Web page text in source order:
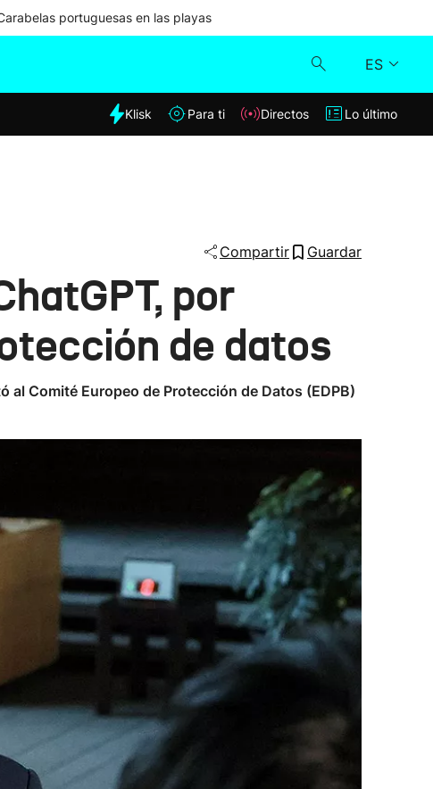
portuguesas en las playas
ES
Klisk
Klisk Para ti Directos Lo último
Compartir Guardar
por
de datos
al Comité Europeo de Protección de Datos (EDPB)